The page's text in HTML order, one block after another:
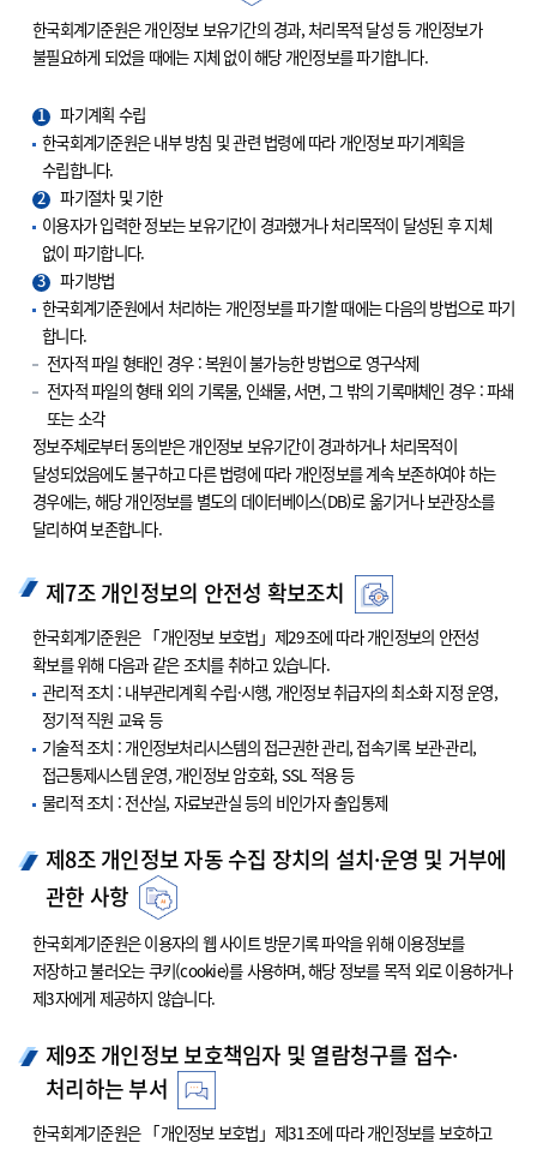
한국회계기준원은 개인정보 보유기간의 경과, 처리목적 달성 등 개인정보가
불필요하게 되었을 때에는 지체 없이 해당 개인정보를 파기합니다.
1
파기계획 수립
한국회계기준원은 내부 방침 및 관련 법령에 따라 개인정보 파기계획을
수립합니다.
2
파기절차 및 기한
이용자가 입력한 정보는 보유기간이 경과했거나 처리목적이 달성된 후 지체
없이 파기합니다.
3
파기방법
한국회계기준원에서 처리하는 개인정보를 파기할 때에는 다음의 방법으로 파기
합니다.
전자적 파일 형태인 경우 : 복원이 불가능한 방법으로 영구삭제
전자적 파일의 형태 외의 기록물, 인쇄물, 서면, 그 밖의 기록매체인 경우 : 파쇄
또는 소각
정보주체로부터 동의받은 개인정보 보유기간이 경과하거나 처리목적이
달성되었음에도 불구하고 다른 법령에 따라 개인정보를 계속 보존하여야 하는
경우에는, 해당 개인정보를 별도의 데이터베이스(DB)로 옮기거나 보관장소를
달리하여 보존합니다.
제7조 개인정보의 안전성 확보조치
한국회계기준원은 「개인정보 보호법」제29조에 따라 개인정보의 안전성
확보를 위해 다음과 같은 조치를 취하고 있습니다.
관리적 조치 : 내부관리계획 수립·시행, 개인정보 취급자의 최소화 지정 운영,
정기적 직원 교육 등
기술적 조치 : 개인정보처리시스템의 접근권한 관리, 접속기록 보관·관리,
접근통제시스템 운영, 개인정보 암호화, SSL 적용 등
물리적 조치 : 전산실, 자료보관실 등의 비인가자 출입통제
제8조 개인정보 자동 수집 장치의 설치·운영 및 거부에
관한 사항
한국회계기준원은 이용자의 웹 사이트 방문기록 파악을 위해 이용정보를
저장하고 불러오는 쿠키(cookie)를 사용하며, 해당 정보를 목적 외로 이용하거나
제3자에게 제공하지 않습니다.
제9조 개인정보 보호책임자 및 열람청구를 접수·
처리하는 부서
한국회계기준원은 「개인정보 보호법」제31조에 따라 개인정보를 보호하고